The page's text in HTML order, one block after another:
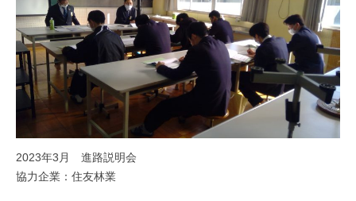
2023年3月 進路説明会
協力企業：住友林業